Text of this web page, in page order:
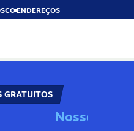
ENDEREÇOS
GRATUITOS
Nosso